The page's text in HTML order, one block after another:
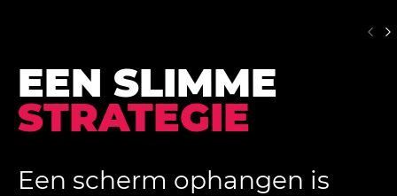
EEN SLIMME
STRATEGIE
Een scherm ophangen is